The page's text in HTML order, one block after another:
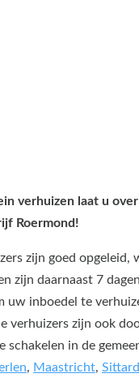
verhuizen laat u
Roermond!
zijn goed opgeleid,
zijn daarnaast 7
uw inboedel te
verhuizers zijn ook
schakelen in de
, Maastricht, Sittard